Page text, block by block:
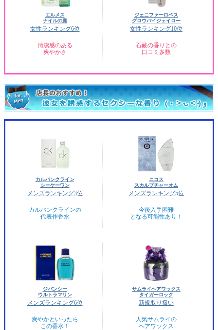
エルメス
ナイルの庭
女性ランキング6位
清潔感のある
爽やかさ
ジェニファーロペス
グロウバイジェイロー
女性ランキング10位
石鹸の香りとの
口コミ多数
カルバンクライン
シーケーワン
メンズランキング3位
カルバンクラインの
代表作香水
ニコス
スカルプチャーオム
メンズランキング5位
今後入手困難
となる可能性あり！
ジバンシー
ウルトラマリン
メンズランキング6位
爽やかといったら
この香水！
サムライヘアワックス
タイガーロック
新規取り扱い
人気サムライの
ヘアワックス